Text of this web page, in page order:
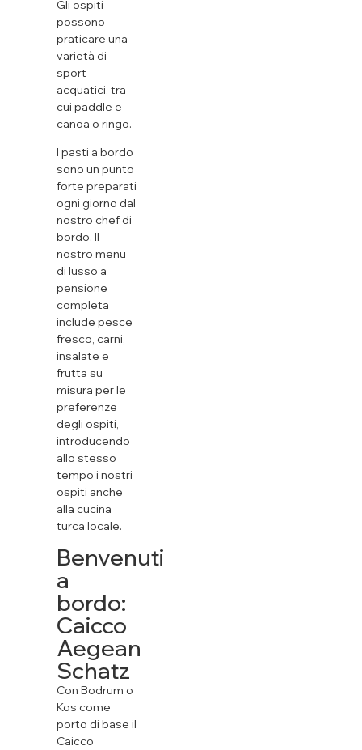
Gli ospiti
possono
praticare una
varietà di
sport
acquatici, tra
cui paddle e
canoa o ringo.
I pasti a bordo
sono un punto
forte preparati
ogni giorno dal
nostro chef di
bordo. Il
nostro menu
di lusso a
pensione
completa
include pesce
fresco, carni,
insalate e
frutta su
misura per le
preferenze
degli ospiti,
introducendo
allo stesso
tempo i nostri
ospiti anche
alla cucina
turca locale.
Benvenuti
a
bordo:
Caicco
Aegean
Schatz
Con Bodrum o
Kos come
porto di base il
Caicco